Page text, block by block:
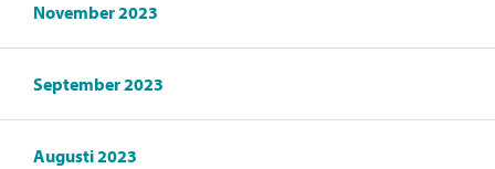
November 2023
September 2023
Augusti 2023